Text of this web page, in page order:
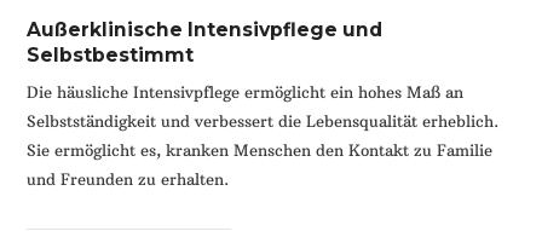
Außerklinische Intensivpflege und
Selbstbestimmt
Die häusliche Intensivpflege ermöglicht ein hohes Maß an
Selbstständigkeit und verbessert die Lebensqualität erheblich.
Sie ermöglicht es, kranken Menschen den Kontakt zu Familie
und Freunden zu erhalten.